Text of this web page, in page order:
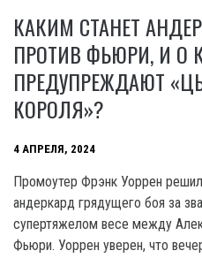
КАКИМ СТАНЕТ
ПРОТИВ ФЬЮРИ, И О
ПРЕДУПРЕЖДАЮТ
КОРОЛЯ»?
4 АПРЕЛЯ, 2024
Промоутер Фрэнк Уоррен
андеркард грядущего боя за
супертяжелом весе между
Фьюри. Уоррен уверен, что